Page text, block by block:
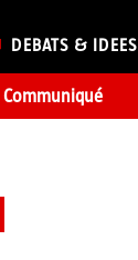
DEBATS & IDEES
Communiqué